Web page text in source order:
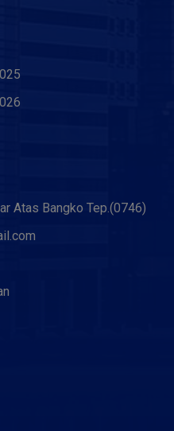
Atas Bangko Tep.(0746)